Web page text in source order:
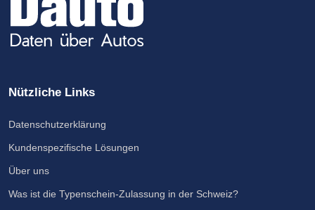
Nützliche Links
Datenschutzerklärung
Kundenspezifische Lösungen
Über uns
Was ist die Typenschein-Zulassung in der Schweiz?